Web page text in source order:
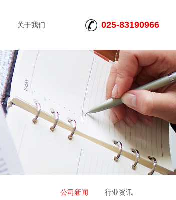
关于我们 025-83190966
公司新闻 行业资讯